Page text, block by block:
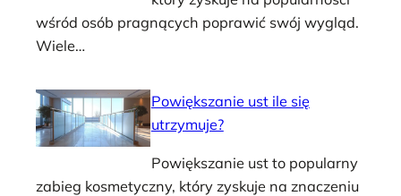
wśród osób pragnących poprawić swój wygląd.
Wiele…
Powiększanie ust ile się
utrzymuje?
Powiększanie ust to popularny
zabieg kosmetyczny, który zyskuje na znaczeniu